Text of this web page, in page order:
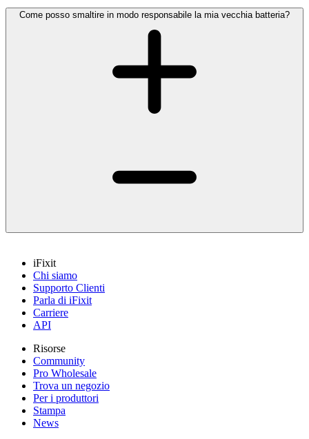
Come posso smaltire in modo responsabile la mia vecchia batteria?
iFixit
Chi siamo
Supporto Clienti
Parla di iFixit
Carriere
API
Risorse
Community
Pro Wholesale
Trova un negozio
Per i produttori
Stampa
News